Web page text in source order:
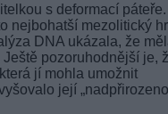
s deformací páteře.
nejbohatší mezolitický
DNA ukázala, že
pozoruhodnější je,
jí mohla umožnit
její